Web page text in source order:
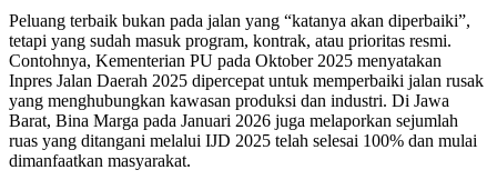
Peluang terbaik bukan pada jalan yang “katanya akan diperbaiki”,
tetapi yang sudah masuk program, kontrak, atau prioritas resmi.
Contohnya, Kementerian PU pada Oktober 2025 menyatakan
Inpres Jalan Daerah 2025 dipercepat untuk memperbaiki jalan rusak
yang menghubungkan kawasan produksi dan industri. Di Jawa
Barat, Bina Marga pada Januari 2026 juga melaporkan sejumlah
ruas yang ditangani melalui IJD 2025 telah selesai 100% dan mulai
dimanfaatkan masyarakat.